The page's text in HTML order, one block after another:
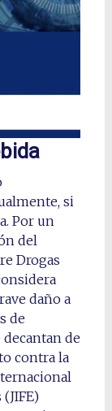
si
Por un
del
Drogas
daño a
de
de
contra la